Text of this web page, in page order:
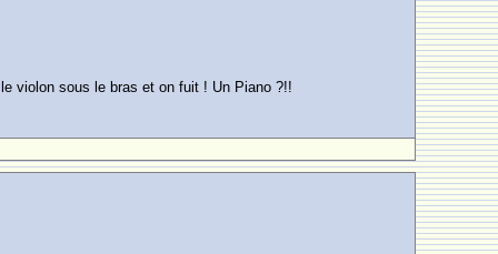
violon sous le bras et on fuit ! Un Piano ?!!